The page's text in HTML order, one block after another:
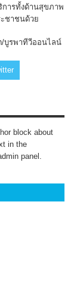
การทั้งด้านสุขภาพ
ชาชนด้วย
บูรพาทีวีออนไลน์
block about
in the
panel.